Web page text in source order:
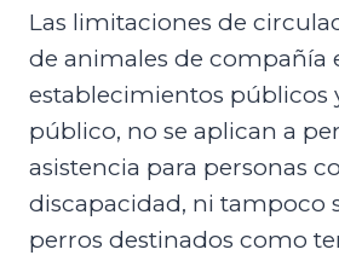
Las limitaciones de
de animales de compañía
establecimientos públicos
público, no se aplican a
asistencia para personas
discapacidad, ni tampoco
perros destinados como